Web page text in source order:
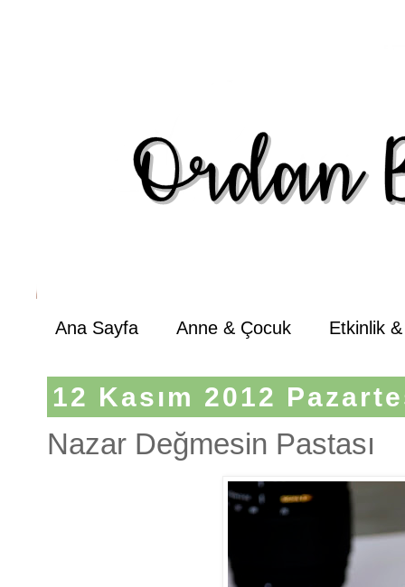
Ana Sayfa Anne & Çocuk Etkinlik
12 Kasım 2012
Nazar Değmesin Pastası